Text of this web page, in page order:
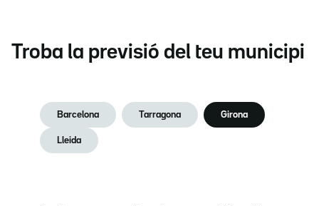
Troba la previsió del teu municipi
Barcelona Tarragona Girona
Lleida